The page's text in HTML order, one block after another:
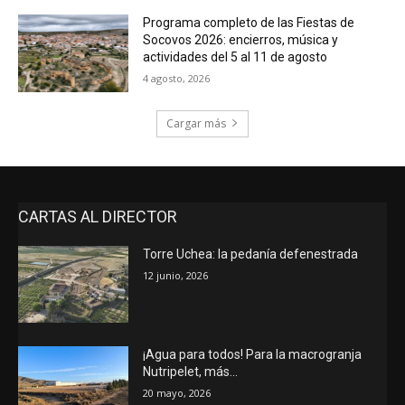
Programa completo de las Fiestas de
Socovos 2026: encierros, música y
actividades del 5 al 11 de agosto
4 agosto, 2026
Cargar más
CARTAS AL DIRECTOR
Torre Uchea: la pedanía defenestrada
12 junio, 2026
¡Agua para todos! Para la macrogranja
Nutripelet, más…
20 mayo, 2026